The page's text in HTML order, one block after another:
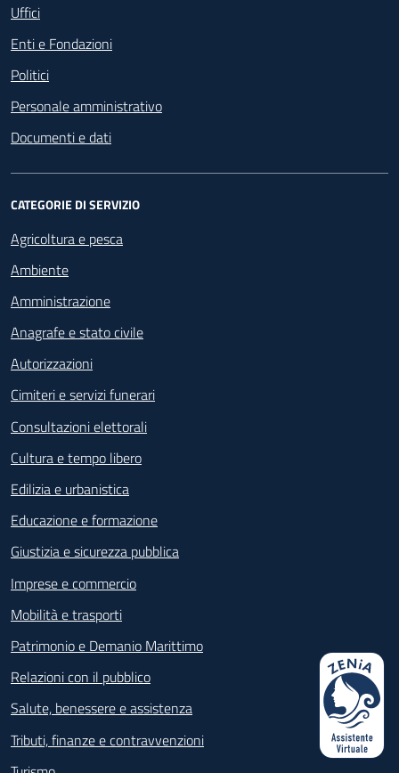
Uffici
Enti e Fondazioni
Politici
Personale amministrativo
Documenti e dati
CATEGORIE DI SERVIZIO
Agricoltura e pesca
Ambiente
Amministrazione
Anagrafe e stato civile
Autorizzazioni
Cimiteri e servizi funerari
Consultazioni elettorali
Cultura e tempo libero
Edilizia e urbanistica
Educazione e formazione
Giustizia e sicurezza pubblica
Imprese e commercio
Mobilità e trasporti
Patrimonio e Demanio Marittimo
Relazioni con il pubblico
Salute, benessere e assistenza
Tributi, finanze e contravvenzioni